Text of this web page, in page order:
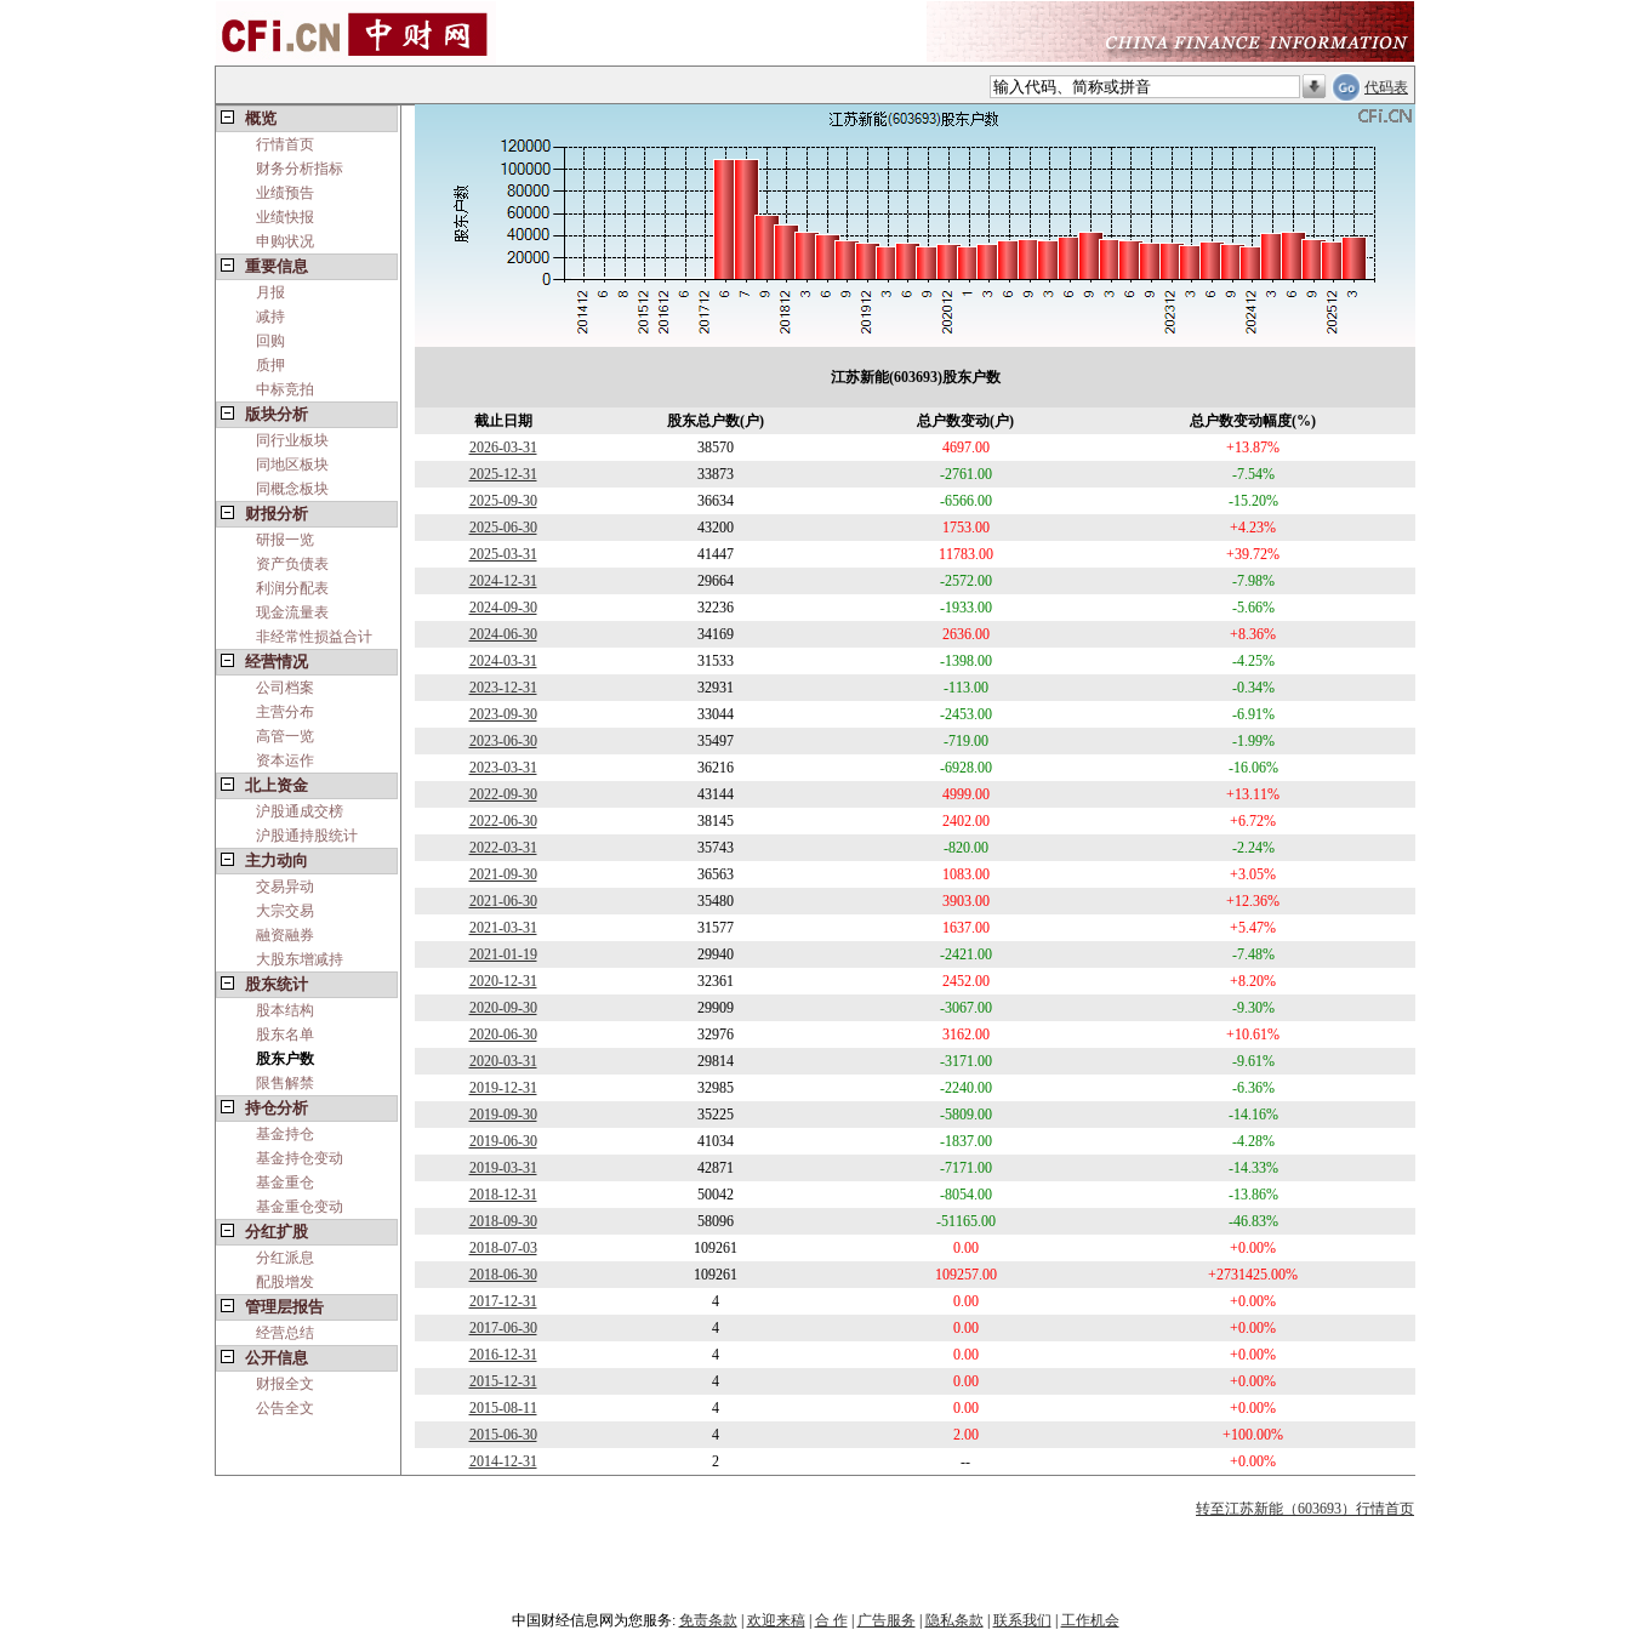
代码表
概览
行情首页
财务分析指标
业绩预告
业绩快报
申购状况
重要信息
月报
减持
回购
质押
中标竞拍
版块分析
同行业板块
同地区板块
同概念板块
财报分析
研报一览
资产负债表
利润分配表
现金流量表
非经常性损益合计
经营情况
公司档案
主营分布
高管一览
资本运作
北上资金
沪股通成交榜
沪股通持股统计
主力动向
交易异动
大宗交易
融资融券
大股东增减持
股东统计
股本结构
股东名单
股东户数
限售解禁
持仓分析
基金持仓
基金持仓变动
基金重仓
基金重仓变动
分红扩股
分红派息
配股增发
管理层报告
经营总结
公开信息
财报全文
公告全文
江苏新能(603693)股东户数
截止日期 股东总户数(户) 总户数变动(户)
总户数变动幅度(%)
2026-03-31
38570 4697.00
+13.87%
2025-12-31
33873 -2761.00
-7.54%
2025-09-30
36634 -6566.00
-15.20%
2025-06-30
43200 1753.00
+4.23%
2025-03-31
41447 11783.00
+39.72%
2024-12-31
29664 -2572.00
-7.98%
2024-09-30
32236 -1933.00
-5.66%
2024-06-30
34169 2636.00
+8.36%
2024-03-31
31533 -1398.00
-4.25%
2023-12-31
32931 -113.00
-0.34%
2023-09-30
33044 -2453.00
-6.91%
2023-06-30
35497 -719.00
-1.99%
2023-03-31
36216 -6928.00
-16.06%
2022-09-30
43144 4999.00
+13.11%
2022-06-30
38145 2402.00
+6.72%
2022-03-31
35743 -820.00
-2.24%
2021-09-30
36563 1083.00
+3.05%
2021-06-30
35480 3903.00
+12.36%
2021-03-31
31577 1637.00
+5.47%
2021-01-19
29940 -2421.00
-7.48%
2020-12-31
32361 2452.00
+8.20%
2020-09-30
29909 -3067.00
-9.30%
2020-06-30
32976 3162.00
+10.61%
2020-03-31
29814 -3171.00
-9.61%
2019-12-31
32985 -2240.00
-6.36%
2019-09-30
35225 -5809.00
-14.16%
2019-06-30
41034 -1837.00
-4.28%
2019-03-31
42871 -7171.00
-14.33%
2018-12-31
50042 -8054.00
-13.86%
2018-09-30
58096 -51165.00
-46.83%
2018-07-03
109261 0.00
+0.00%
2018-06-30
109261 109257.00
+2731425.00%
2017-12-31
4 0.00
+0.00%
2017-06-30
4 0.00
+0.00%
2016-12-31
4 0.00
+0.00%
2015-12-31
4 0.00
+0.00%
2015-08-11
4 0.00
+0.00%
2015-06-30
4 2.00
+100.00%
2014-12-31
2 -- +0.00%
转至江苏新能（603693）行情首页
中国财经信息网为您服务: 免责条款 欢迎来稿| 合 作| 广告服务 隐私条款 联系我们 工作机会